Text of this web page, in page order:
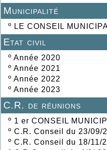
Municipalité
º LE CONSEIL
Etat civil
º Année 2020
º Année 2021
º Année 2022
º Année 2023
C.R. de réunions
º 1 er CONSEIL
º C.R. Conseil du 23/09/
º C.R. Conseil du 18/11/